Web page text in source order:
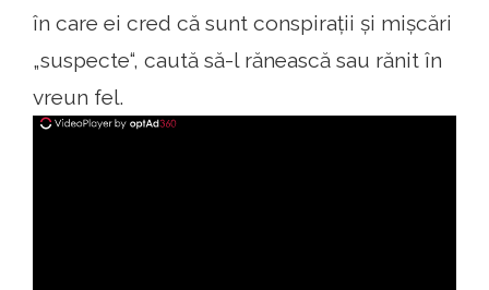
în care ei cred că sunt conspirații și mișcări
„suspecte“, caută să-l rănească sau rănit în
vreun fel.